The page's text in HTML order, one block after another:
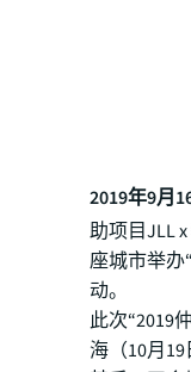
2019年9月
助项目JLL
座城市举办
动。
此次“2019
海（10月